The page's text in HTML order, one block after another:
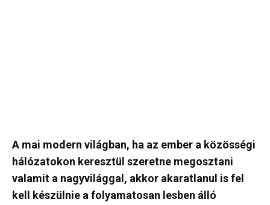
A mai modern világban, ha az ember a közösségi
hálózatokon keresztül szeretne megosztani
valamit a nagyvilággal, akkor akaratlanul is fel
kell készülnie a folyamatosan lesben álló